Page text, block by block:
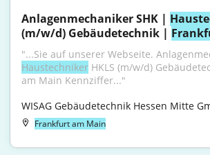
Anlagenmechaniker SHK |
(m/w/d) Gebäudetechnik |
Haustechniker HKLS (m/w/d)
am Main Kennziffer..."
WISAG Gebäudetechnik Hessen Mitte
Frankfurt am Main